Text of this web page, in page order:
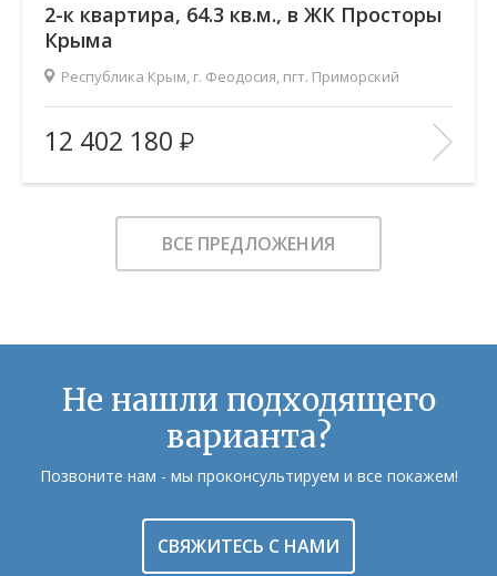
2-к квартира, 64.3 кв.м., в ЖК Просторы
Крыма
Республика Крым, г. Феодосия, пгт. Приморский
Площадь (общ/жил/кух), м2:
64.26/30.44/18.12
Количество комнат:
2
Этаж:
1/9
В ИЗБРАННОЕ
12 402 180
ВСЕ ПРЕДЛОЖЕНИЯ
Не нашли подходящего
варианта?
Позвоните нам - мы проконсультируем и все покажем!
СВЯЖИТЕСЬ С НАМИ